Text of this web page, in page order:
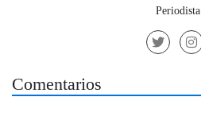
Periodista
Comentarios